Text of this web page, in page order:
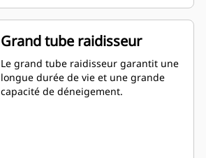
Grand tube raidisseur
Le grand tube raidisseur garantit une
longue durée de vie et une grande
capacité de déneigement.